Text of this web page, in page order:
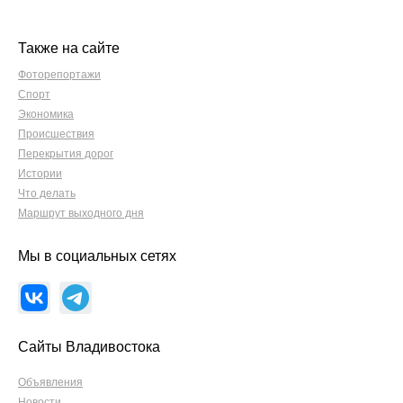
Также на сайте
Фоторепортажи
Спорт
Экономика
Происшествия
Перекрытия дорог
Истории
Что делать
Маршрут выходного дня
Мы в социальных сетях
Сайты Владивостока
Объявления